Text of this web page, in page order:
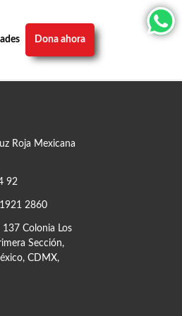
Dona ahora
Roja Mexicana
92
2860
137 Colonia Los
Sección,
CDMX,